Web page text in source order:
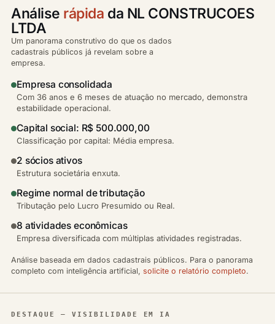
Análise rápida da NL CONSTRUCOES
LTDA
Um panorama construtivo do que os dados
cadastrais públicos já revelam sobre a
empresa.
Empresa consolidada
Com 36 anos e 6 meses de atuação no mercado, demonstra
estabilidade operacional.
Capital social: R$ 500.000,00
Classificação por capital: Média empresa.
2 sócios ativos
Estrutura societária enxuta.
Regime normal de tributação
Tributação pelo Lucro Presumido ou Real.
8 atividades econômicas
Empresa diversificada com múltiplas atividades registradas.
Análise baseada em dados cadastrais públicos. Para o panorama
completo com inteligência artificial, solicite o relatório completo.
DESTAQUE — VISIBILIDADE EM IA